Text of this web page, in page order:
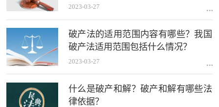
异同？
2023-03-27
破产法的适用范围内容有哪些？我国
破产法适用范围包括什么情况？
2023-03-27
什么是破产和解？破产和解有哪些法
律依据？